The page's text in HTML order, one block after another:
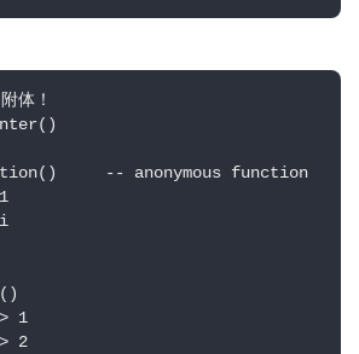
体！
-- anonymous function
1
2